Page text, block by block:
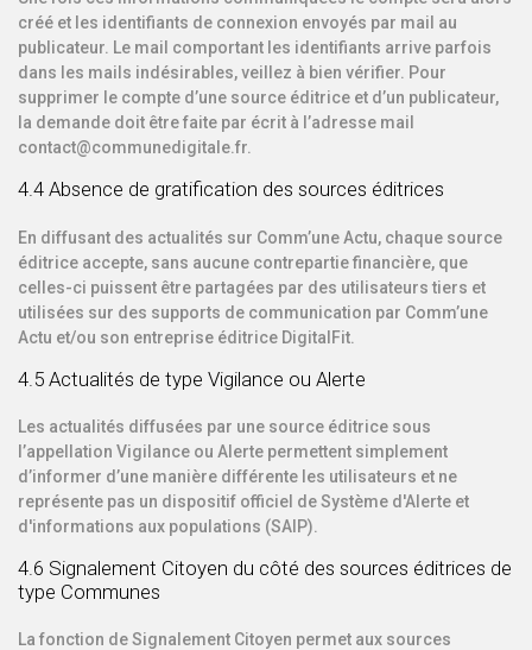
créé et les identifiants de connexion envoyés par mail au
publicateur. Le mail comportant les identifiants arrive parfois
dans les mails indésirables, veillez à bien vérifier. Pour
supprimer le compte d’une source éditrice et d’un publicateur,
la demande doit être faite par écrit à l’adresse mail
contact@communedigitale.fr.
4.4 Absence de gratification des sources éditrices
En diffusant des actualités sur Comm’une Actu, chaque source
éditrice accepte, sans aucune contrepartie financière, que
celles-ci puissent être partagées par des utilisateurs tiers et
utilisées sur des supports de communication par Comm’une
Actu et/ou son entreprise éditrice DigitalFit.
4.5 Actualités de type Vigilance ou Alerte
Les actualités diffusées par une source éditrice sous
l’appellation Vigilance ou Alerte permettent simplement
d’informer d’une manière différente les utilisateurs et ne
représente pas un dispositif officiel de Système d'Alerte et
d'informations aux populations (SAIP).
4.6 Signalement Citoyen du côté des sources éditrices de
type Communes
La fonction de Signalement Citoyen permet aux sources